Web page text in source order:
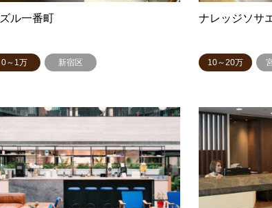
ル一番町
0～1万 新宿区
ナレッジソサ
10～20万